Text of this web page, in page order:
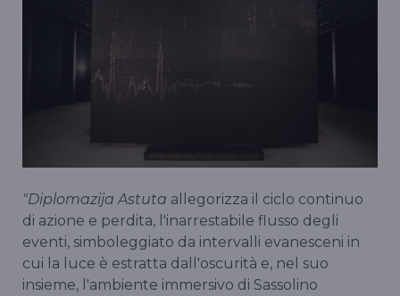
"Diplomazija Astuta allegorizza il ciclo continuo
di azione e perdita, l'inarrestabile flusso degli
eventi, simboleggiato da intervalli evanesceni in
cui la luce è estratta dall'oscurità e, nel suo
insieme, l'ambiente immersivo di Sassolino